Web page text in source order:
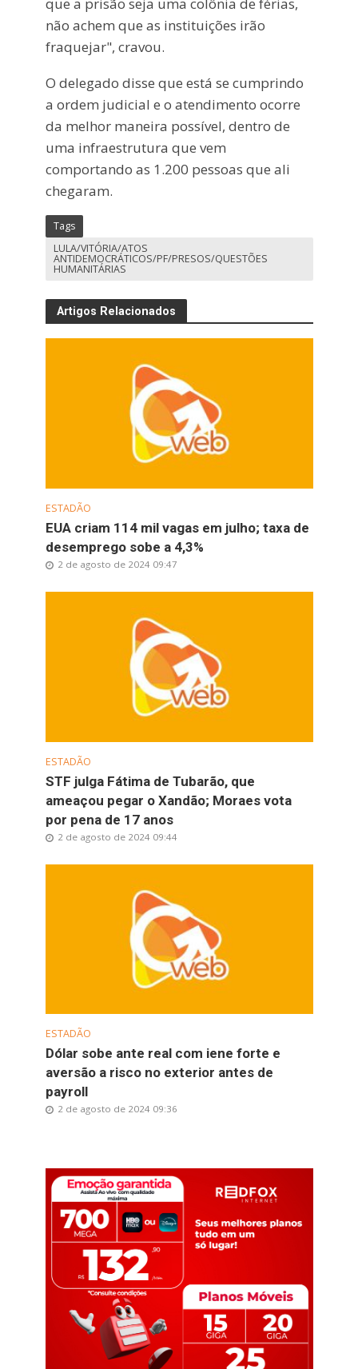
não achem que as instituições irão
fraquejar", cravou.
O delegado disse que está se cumprindo
a ordem judicial e o atendimento ocorre
da melhor maneira possível, dentro de
uma infraestrutura que vem
comportando as 1.200 pessoas que ali
chegaram.
Tags
LULA/VITÓRIA/ATOS
ANTIDEMOCRÁTICOS/PF/PRESOS/QUESTÕES
HUMANITÁRIAS
Artigos Relacionados
ESTADÃO
EUA criam 114 mil vagas em julho; taxa de
desemprego sobe a 4,3%
2 de agosto de 2024 09:47
ESTADÃO
STF julga Fátima de Tubarão, que
ameaçou pegar o Xandão; Moraes vota
por pena de 17 anos
2 de agosto de 2024 09:44
ESTADÃO
Dólar sobe ante real com iene forte e
aversão a risco no exterior antes de
payroll
2 de agosto de 2024 09:36